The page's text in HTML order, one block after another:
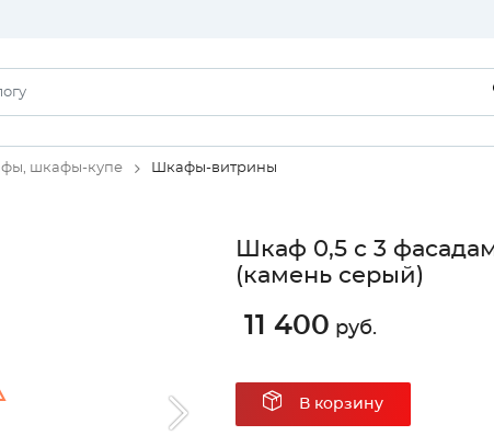
шкафы-купе Шкафы-витрины
⚠
Шкаф 0,5 с 3
(камень серый)
11 400 руб.
В корзину